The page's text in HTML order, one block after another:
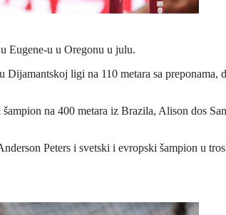
Eugene-u u Oregonu u julu.
ligi na 110 metara sa preponama,
na 400 metara iz Brazila, Alison dos
Peters i svetski i evropski šampion u